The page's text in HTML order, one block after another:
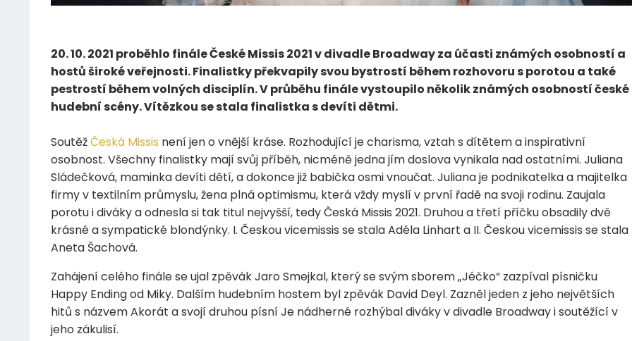
20. 10. 2021 proběhlo finále České Missis 2021 v divadle Broadway za účasti známých osobností a
hostů široké veřejnosti. Finalistky překvapily svou bystrostí během rozhovoru s porotou a také
pestrostí během volných disciplín. V průběhu finále vystoupilo několik známých osobností české
hudební scény. Vítězkou se stala finalistka s devíti dětmi.
SoutěžČeská Missis není jen o vnější kráse. Rozhodující je charisma, vztah s dítětem a inspirativní
osobnost. Všechny finalistky mají svůj příběh, nicméně jedna jím doslova vynikala nad ostatními. Juliana
Sládečková, maminka devíti dětí, a dokonce již babička osmi vnoučat. Juliana je podnikatelka a majitelka
firmy v textilním průmyslu, žena plná optimismu, která vždy myslí v první řadě na svoji rodinu. Zaujala
porotu i diváky a odnesla si tak titul nejvyšší, tedy Česká Missis 2021. Druhou a třetí příčku obsadily dvě
krásné a sympatické blondýnky. I. Českou vicemissis se stala Adéla Linhart a II. Českou vicemissis se stala
Aneta Šachová.
Zahájení celého finále se ujal zpěvák Jaro Smejkal, který se svým sborem „Jéčko“ zazpíval písničku
Happy Ending od Miky. Dalším hudebním hostem byl zpěvák David Deyl. Zazněl jeden z jeho největších
hitů s názvem Akorát a svojí druhou písní Je nádherné rozhýbal diváky v divadle Broadway i soutěžící v
jeho zákulisí.